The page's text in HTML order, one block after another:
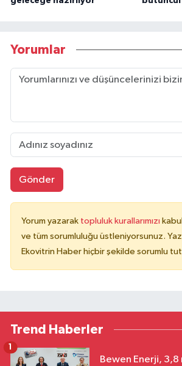
Yorumlar
Gönder
Yorum yazarak topluluk kurallarımızı
ve tüm sorumluluğu üstleniyorsunuz.
Ekovitrin Haber hiçbir şekilde sorumlu
Trend Haberler
Bewen Enerji, 3,8
1